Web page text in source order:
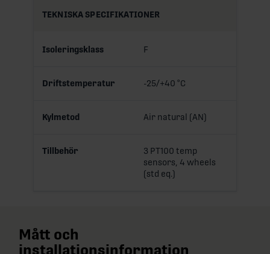
TEKNISKA SPECIFIKATIONER
Isoleringsklass F
Driftstemperatur -25/+40 °C
Kylmetod Air natural (AN)
Tillbehör
3 PT100 temp
sensors, 4 wheels
(std eq.)
Mått och
installationsinformation